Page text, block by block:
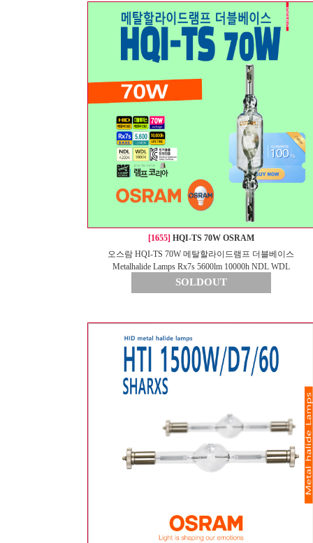
[1655] HQI-TS 70W OSRAM
오스람 HQI-TS 70W 메탈할라이드램프 더블베이스
Metalhalide Lamps Rx7s 5600lm 10000h NDL WDL
SOLDOUT